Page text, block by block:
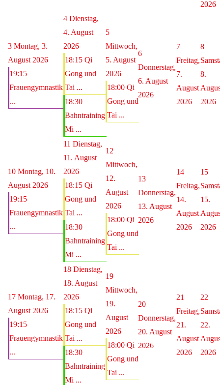
2026
3 Montag, 3.
August 2026
19:15
Frauengymnastik
...
4 Dienstag,
4. August
2026
18:15 Qi
Gong und
Tai ...
18:30
Bahntraining
Mi ...
5
Mittwoch,
5. August
2026
18:00 Qi
Gong und
Tai ...
6
Donnerstag,
6. August
2026
7
Freitag,
7.
August
2026
8
8.
2026
10 Montag, 10.
August 2026
19:15
Frauengymnastik
...
11 Dienstag,
11. August
2026
18:15 Qi
Gong und
Tai ...
18:30
Bahntraining
Mi ...
12
Mittwoch,
12.
August
2026
18:00 Qi
Gong und
Tai ...
13
Donnerstag,
13. August
2026
14
Freitag,
14.
August
2026
15
15.
2026
17 Montag, 17.
August 2026
19:15
Frauengymnastik
...
18 Dienstag,
18. August
2026
18:15 Qi
Gong und
Tai ...
18:30
Bahntraining
Mi ...
19
Mittwoch,
19.
August
2026
18:00 Qi
Gong und
Tai ...
20
Donnerstag,
20. August
2026
21
Freitag,
21.
August
2026
22
22.
2026